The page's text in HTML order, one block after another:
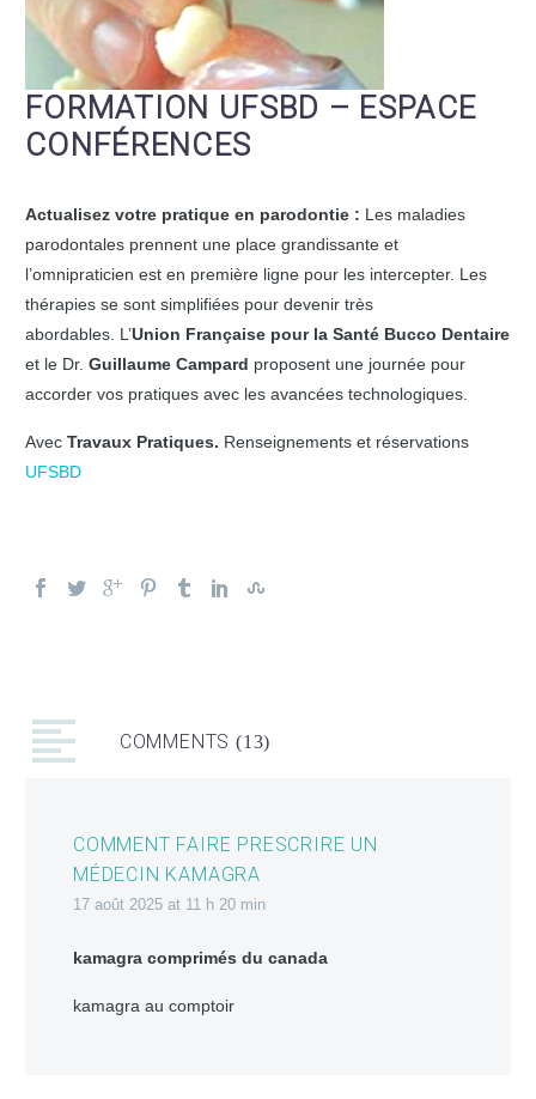
FORMATION UFSBD – ESPACE
CONFÉRENCES
Actualisez votre pratique en parodontie : Les maladies
parodontales prennent une place grandissante et
l’omnipraticien est en première ligne pour les intercepter. Les
thérapies se sont simplifiées pour devenir très
abordables. L’Union Française pour la Santé Bucco Dentaire
et le Dr. Guillaume Campard proposent une journée pour
accorder vos pratiques avec les avancées technologiques.
Avec Travaux Pratiques. Renseignements et réservations
UFSBD
COMMENTS(13)
COMMENT FAIRE PRESCRIRE UN
MÉDECIN KAMAGRA
17 août 2025 at 11 h 20 min
kamagra comprimés du canada
kamagra au comptoir